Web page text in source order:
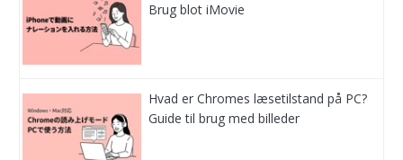
Brug blot iMovie
Hvad er Chromes læsetilstand på PC?
Guide til brug med billeder